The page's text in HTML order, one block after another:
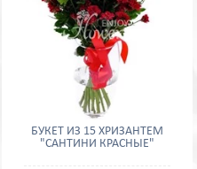
БУКЕТ ИЗ 15 ХРИЗАНТЕМ
"САНТИНИ КРАСНЫЕ"